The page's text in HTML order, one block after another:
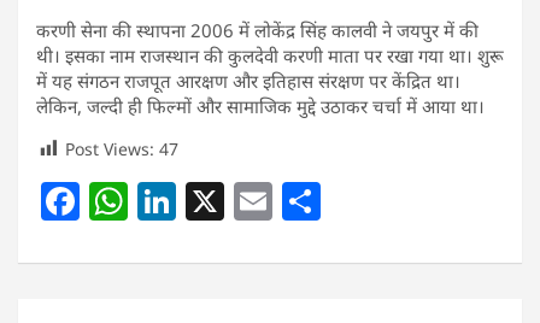
करणी सेना की स्थापना 2006 में लोकेंद्र सिंह कालवी ने जयपुर में की
थी। इसका नाम राजस्थान की कुलदेवी करणी माता पर रखा गया था। शुरू
में यह संगठन राजपूत आरक्षण और इतिहास संरक्षण पर केंद्रित था।
लेकिन, जल्दी ही फिल्मों और सामाजिक मुद्दे उठाकर चर्चा में आया था।
Post Views: 47
F
c
W
at
Li
k
X E
ai ar